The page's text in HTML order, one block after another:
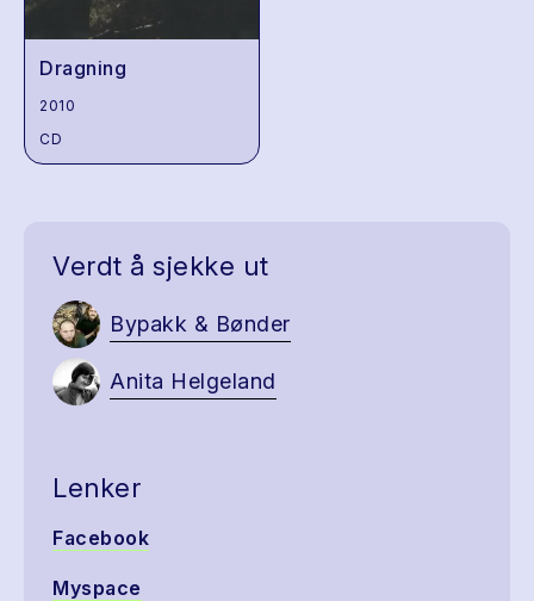
Dragning
2010
CD
Verdt å sjekke ut
Bypakk & Bønder
Anita Helgeland
Lenker
Facebook
Myspace